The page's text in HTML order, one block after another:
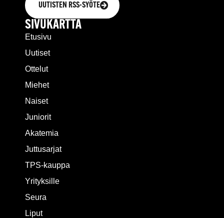
UUTISTEN RSS-SYÖTE
SIVUKARTTA
Etusivu
Uutiset
Ottelut
Miehet
Naiset
Juniorit
Akatemia
Juttusarjat
TPS-kauppa
Yrityksille
Seura
Liput